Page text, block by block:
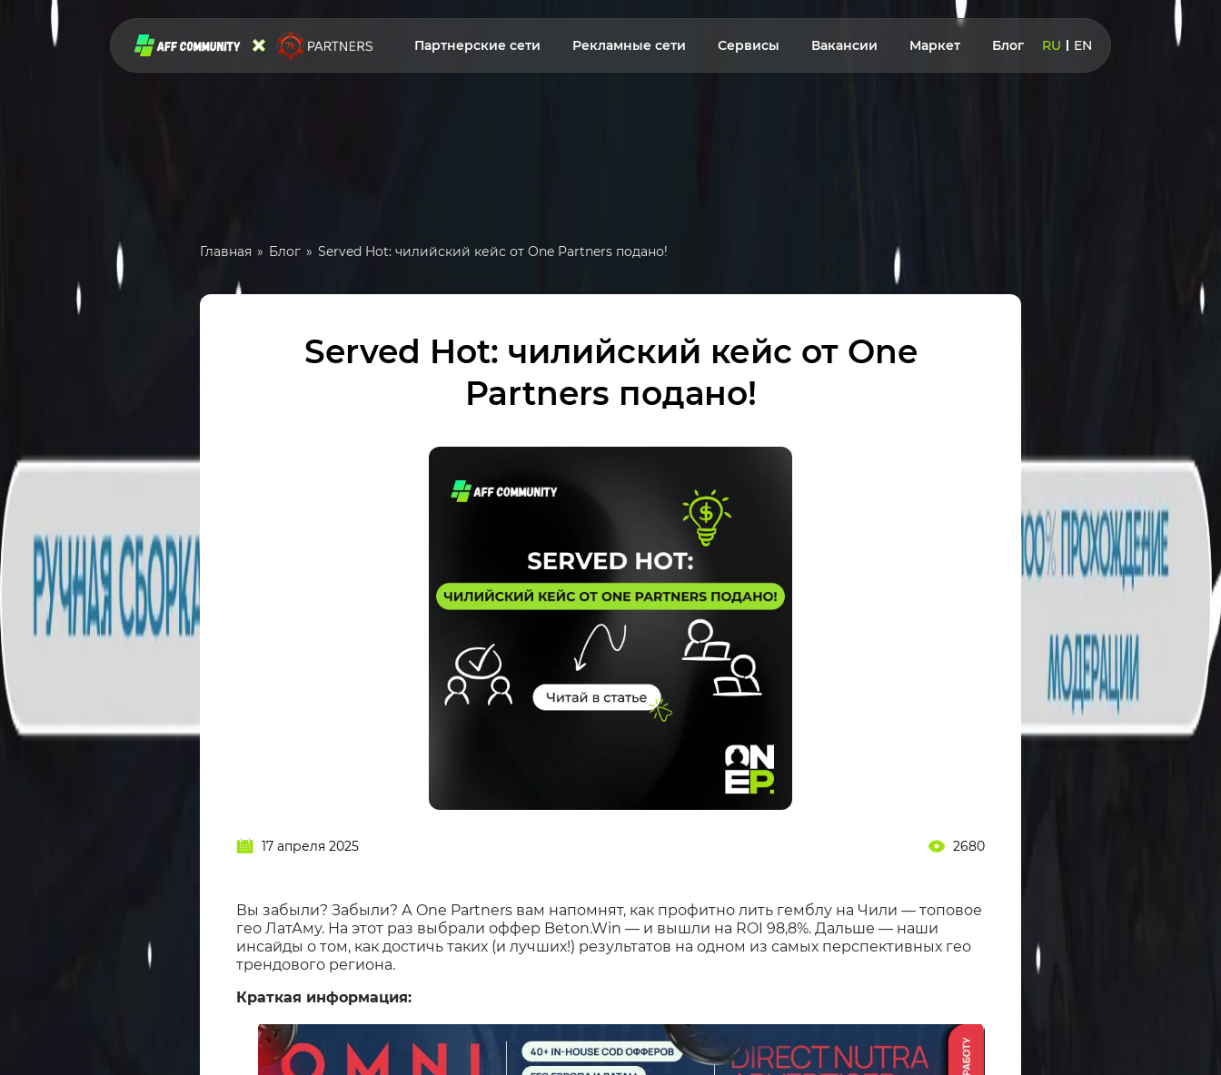
Партнерские сети Рекламные сети Сервисы Вакансии Маркет Блог RU EN
Главная Блог Served Hot: чилийский кейс от One Partners подано!
Served Hot: чилийский кейс от One
Partners подано!
17 апреля 2025 2680
Вы забыли? Забыли? А One Partners вам напомнят, как профитно лить гемблу на Чили — топовое
гео ЛатАму. На этот раз выбрали оффер Beton.Win — и вышли на ROI 98,8%. Дальше — наши
инсайды о том, как достичь таких (и лучших!) результатов на одном из самых перспективных гео
трендового региона.
Краткая информация: